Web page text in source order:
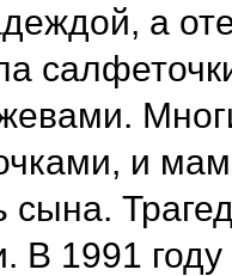
а
и
сына.
В 1991